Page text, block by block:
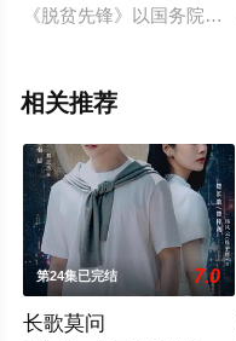
《脱贫先锋》以国务院
相关推荐
第24集已完结 7.0
长歌莫问